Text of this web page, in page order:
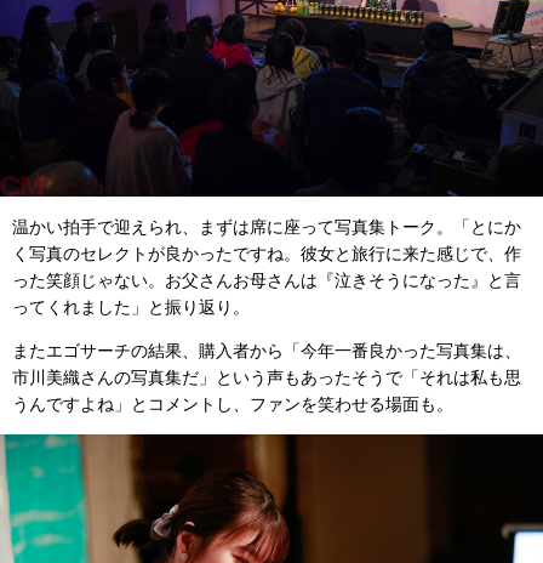
温かい拍手で迎えられ、まずは席に座って写真集トーク。「とにか
く写真のセレクトが良かったですね。彼女と旅行に来た感じで、作
った笑顔じゃない。お父さんお母さんは『泣きそうになった』と言
ってくれました」と振り返り。
またエゴサーチの結果、購入者から「今年一番良かった写真集は、
市川美織さんの写真集だ」という声もあったそうで「それは私も思
うんですよね」とコメントし、ファンを笑わせる場面も。